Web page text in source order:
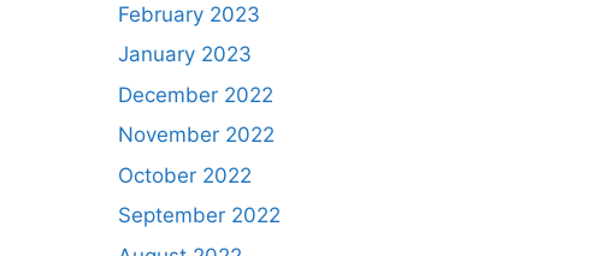
February 2023
January 2023
December 2022
November 2022
October 2022
September 2022